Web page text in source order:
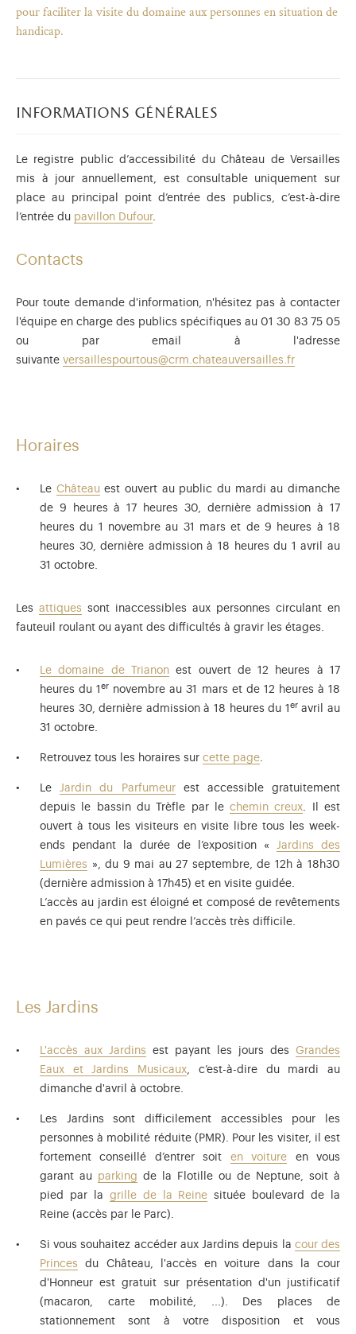
pour faciliter la visite du domaine aux personnes en situation de
handicap.
informations générales
Le registre public d’accessibilité du Château de Versailles
mis à jour annuellement, est consultable uniquement sur
place au principal point d’entrée des publics, c’est-à-dire
l’entrée du pavillon Dufour.
Contacts
Pour toute demande d'information, n'hésitez pas à contacter
l'équipe en charge des publics spécifiques au 01 30 83 75 05
ou par email à l'adresse
suivante versaillespourtous@crm.chateauversailles.fr
Horaires
Le Château est ouvert au public du mardi au dimanche
de 9 heures à 17 heures 30, dernière admission à 17
heures du 1 novembre au 31 mars et de 9 heures à 18
heures 30, dernière admission à 18 heures du 1 avril au
31 octobre.
Les attiques sont inaccessibles aux personnes circulant en
fauteuil roulant ou ayant des difficultés à gravir les étages.
Le domaine de Trianonest ouvert de 12 heures à 17
heures du 1er novembre au 31 mars et de 12 heures à 18
heures 30, dernière admission à 18 heures du 1 er avril au
31 octobre.
Retrouvez tous les horaires sur cette page.
LeJardin du Parfumeurest accessible gratuitement
depuis le bassin du Trèfle par lechemin creux. Il est
ouvert à tous les visiteurs en visite libre tous les week-
ends pendant la durée de l’exposition « Jardins des
Lumières », du 9 mai au 27 septembre, de 12h à 18h30
(dernière admission à 17h45) et en visite guidée.
L’accès au jardin est éloigné et composé de revêtements
en pavés ce qui peut rendre l’accès très difficile.
Les Jardins
L'accès aux Jardins est payant les jours des Grandes
Eaux et Jardins Musicaux, c’est-à-dire du mardi au
dimanche d'avril à octobre.
Les Jardins sont difficilement accessibles pour les
personnes à mobilité réduite (PMR). Pour les visiter, il est
fortement conseillé d’entrer soit en voiture en vous
garant au parking de la Flotille ou de Neptune, soit à
pied par la grille de la Reine située boulevard de la
Reine (accès par le Parc).
Si vous souhaitez accéder aux Jardins depuis la cour des
Princes du Château, l'accès en voiture dans la cour
d'Honneur est gratuit sur présentation d'un justificatif
(macaron, carte mobilité, ...). Des places de
stationnement sont à votre disposition et vous